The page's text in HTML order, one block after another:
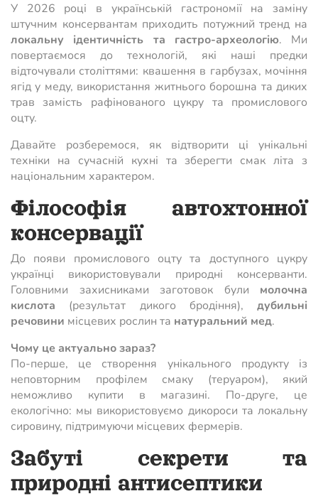
У 2026 році в українській гастрономії на заміну
штучним консервантам приходить потужний тренд на
локальну ідентичність та гастро-археологію. Ми
повертаємося до технологій, які наші предки
відточували століттями: квашення в гарбузах, мочіння
ягід у меду, використання житнього борошна та диких
трав замість рафінованого цукру та промислового
оцту.
Давайте розберемося, як відтворити ці унікальні
техніки на сучасній кухні та зберегти смак літа з
національним характером.
Філософія автохтонної
консервації
До появи промислового оцту та доступного цукру
українці використовували природні консерванти.
Головними захисниками заготовок були молочна
кислота (результат дикого бродіння), дубильні
речовини місцевих рослин та натуральний мед.
Чому це актуально зараз?
По-перше, це створення унікального продукту із
неповторним профілем смаку (теруаром), який
неможливо купити в магазині. По-друге, це
екологічно: мы використовуємо дикороси та локальну
сировину, підтримуючи місцевих фермерів.
Забуті секрети та
природні антисептики